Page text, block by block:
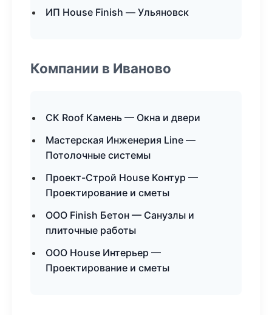
ИП House Finish — Ульяновск
Компании в Иваново
СК Roof Камень — Окна и двери
Мастерская Инженерия Line —
Потолочные системы
Проект-Строй House Контур —
Проектирование и сметы
ООО Finish Бетон — Санузлы и
плиточные работы
ООО House Интерьер —
Проектирование и сметы